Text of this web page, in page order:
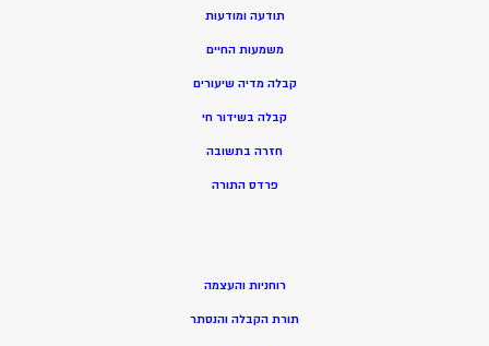
תודעה ומודעות
משמעות החיים
קבלה מדיה שיעורים
קבלה בשידור חי
חזרה בתשובה
פרדס התורה
רוחניות והעצמה
תורת הקבלה והנסתר